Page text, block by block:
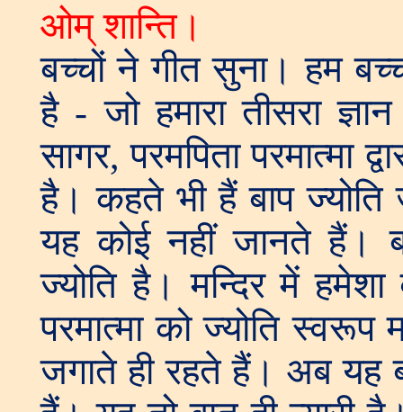
ओम् शान्ति।
बच्चों ने गीत सुना। हम
है - जो हमारा तीसरा
सागर, परमपिता परमात्मा
है। कहते भी हैं बाप ज्योति
यह कोई नहीं जानते हैं।
ज्योति है। मन्दिर में
परमात्मा को ज्योति स्वरूप
जगाते ही रहते हैं। अब यह